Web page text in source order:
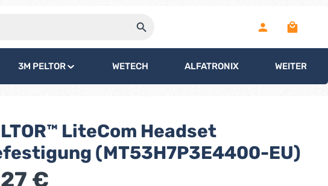
3M PELTOR WETECH ALFATRONIX WEITERE
LiteCom Headset
(MT53H7P3E4400-EU)
€